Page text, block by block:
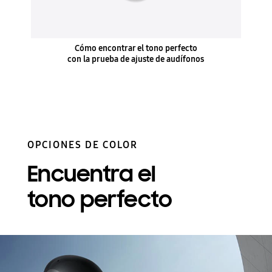
Cómo encontrar el tono perfecto
con la prueba de ajuste de audífonos
OPCIONES DE COLOR
Encuentra el
tono perfecto